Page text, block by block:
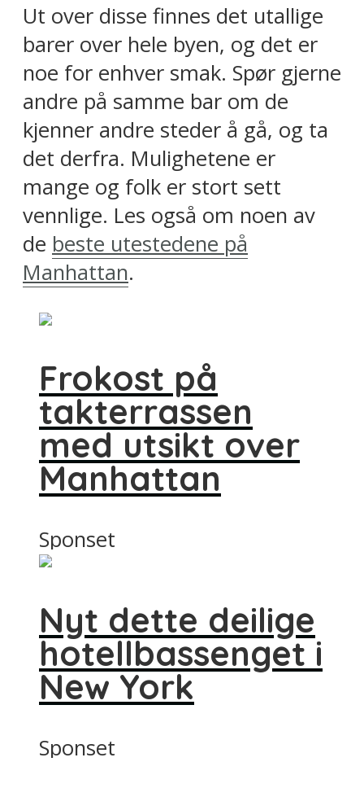
Ut over disse finnes det utallige
barer over hele byen, og det er
noe for enhver smak. Spør gjerne
andre på samme bar om de
kjenner andre steder å gå, og ta
det derfra. Mulighetene er
mange og folk er stort sett
vennlige. Les også om noen av
de beste utestedene på
Manhattan.
Frokost på
takterrassen
med utsikt over
Manhattan
Sponset
Nyt dette deilige
hotellbassenget i
New York
Sponset